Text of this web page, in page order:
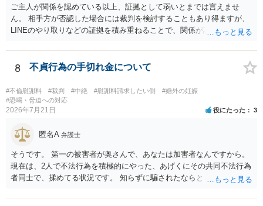
書士との協議になると思います。請求するか，訴訟にするか，その点
の見極めや，相手方は性交類似行為は認めているのか，それさえも否
定しているのかによって，考え方・進め方は変わってくると思いま
あれば，本人（行政書士でも同じだと思います。）への対応ではあま
り変わらないように思います。減額で折り合えるなら本人様の交渉で
もよいように思いますが，ゼロかどうかの観点であれば，訴訟に進む
しかなくなるようにも思います。そうしますと，お近くの弁護士に相
談して進めることを検討した方がよいようにも思います。
ご主人が関係を認めている以上、証拠として弱いとまでは言えませ
ん。 相手方が否認した場合には裁判を検討することもあり得ますが、
LINEのやり取りなどの証拠を積み重ねることで、関係が認定される余
個別の事情によりますので、お早めに弁護士に相談されることをおす
すめします。
8 不貞行為の手切れ金について
#不倫慰謝料 #裁判 #中絶 #慰謝料請求したい側
#婚外の妊娠
#恐喝・脅迫への対応
2026年7月21日 役にたった 3
匿名A 弁護士
そうです。 第一の被害者が奥さんで、あなたは加害者なんですから。
現在は、2人で不法行為を積極的にやった、あげくにその共同不法行為
者同士で、揉めてる状況です。 知らずに騙されたならともか
というだけですから。